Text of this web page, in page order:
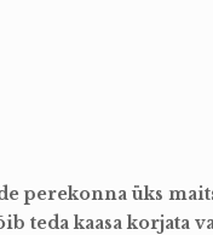
perekonna üks
teda kaasa korjata